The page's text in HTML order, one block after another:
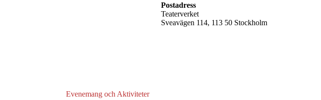
Postadress
Teaterverket
Sveavägen 114, 113 50 Stockholm
Evenemang och Aktiviteter